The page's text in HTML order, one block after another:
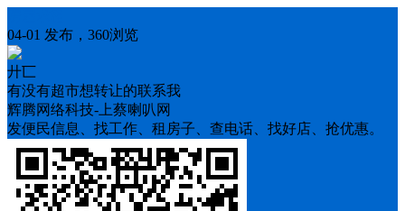
04-01 发布，360浏览
廾匸
有没有超市想转让的联系我
辉腾网络科技-上蔡喇叭网
发便民信息、找工作、租房子、查电话、找好店、抢优惠。